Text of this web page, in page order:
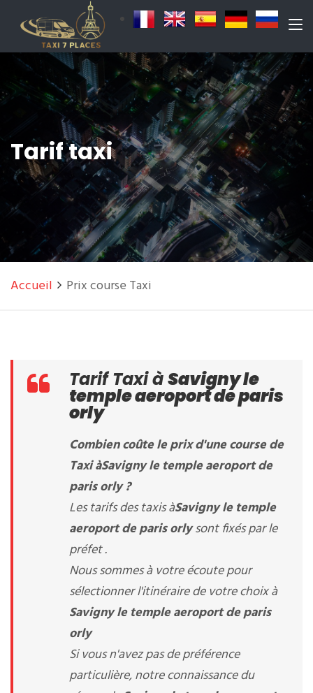
Tarif taxi
Accueil Prix course Taxi
Tarif Taxi àSavigny le
temple aeroport de paris
orly
Combien coûte le prix d'une course de
Taxi àSavigny le temple aeroport de
paris orly?
Les tarifs des taxis àSavigny le temple
aeroport de paris orlysont fixés par le
préfet .
Nous sommes à votre écoute pour
sélectionner l'itinéraire de votre choix à
Savigny le temple aeroport de paris
orly
Si vous n'avez pas de préférence
particulière, notre connaissance du